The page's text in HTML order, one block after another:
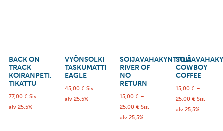
BACK ON
TRACK
KOIRANPETI,
TIKATTU
77,00 € Sis.
alv 25,5%
VYÖNSOLKI
TASKUMATTI
EAGLE
45,00 € Sis.
alv 25,5%
SOIJAVAHAKYNTTILÄ
RIVER OF
NO
RETURN
15,00€ –
25,00€ Sis.
alv 25,5%
COWBOY
COFFEE
15,00 € –
25,00 € Sis.
alv 25,5%